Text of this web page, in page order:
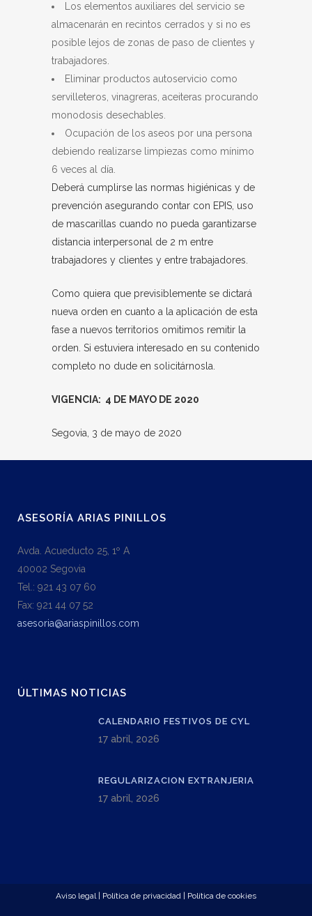
Los elementos auxiliares del servicio se
almacenarán en recintos cerrados y si no es
posible lejos de zonas de paso de clientes y
trabajadores.
Eliminar productos autoservicio como
servilleteros, vinagreras, aceiteras procurando
monodosis desechables.
Ocupación de los aseos por una persona
debiendo realizarse limpiezas como mínimo
6 veces al día.
Deberá cumplirse las normas higiénicas y de
prevención asegurando contar con EPIS, uso
de mascarillas cuando no pueda garantizarse
distancia interpersonal de 2 m entre
trabajadores y clientes y entre trabajadores.
Como quiera que previsiblemente se dictará
nueva orden en cuanto a la aplicación de esta
fase a nuevos territorios omitimos remitir la
orden. Si estuviera interesado en su contenido
completo no dude en solicitárnosla.
VIGENCIA: 4 DE MAYO DE 2020
Segovia, 3 de mayo de 2020
ASESORÍA ARIAS PINILLOS
Avda. Acueducto 25, 1º A
40002 Segovia
Tel.: 921 43 07 60
Fax: 921 44 07 52
asesoria@ariaspinillos.com
ÚLTIMAS NOTICIAS
CALENDARIO FESTIVOS DE CYL
17 abril, 2026
REGULARIZACION EXTRANJERIA
17 abril, 2026
Aviso legal| Política de privacidad Política de cookies